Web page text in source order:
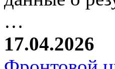
…
17.04.2026